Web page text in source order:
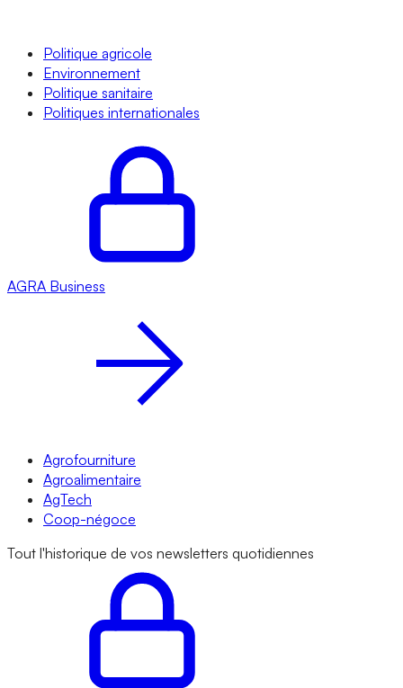
Politique agricole
Environnement
Politique sanitaire
Politiques internationales
AGRA Business
Agrofourniture
Agroalimentaire
AgTech
Coop-négoce
Tout l'historique de vos newsletters quotidiennes